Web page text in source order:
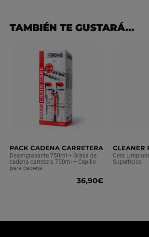
TAMBIÉN TE GUSTARÁ…
PACK CADENA CARRETERA
Desengrasante 750ml + Grasa de
cadena carretera 750ml + Cepillo
para cadena
36,90€
CLEANER
Cera
Superficies